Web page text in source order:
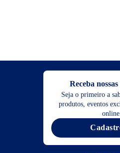
Receba
Seja o primeiro a
produtos, eventos
online.